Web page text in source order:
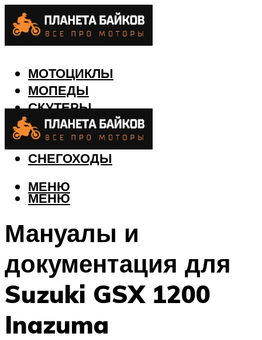
МОТОЦИКЛЫ
МОПЕДЫ
СКУТЕРЫ
КВАДРОЦИКЛЫ
ЛОДКИ
СНЕГОХОДЫ
МЕНЮ
МЕНЮ
Мануалы и
документация для
Suzuki GSX 1200
Inazuma